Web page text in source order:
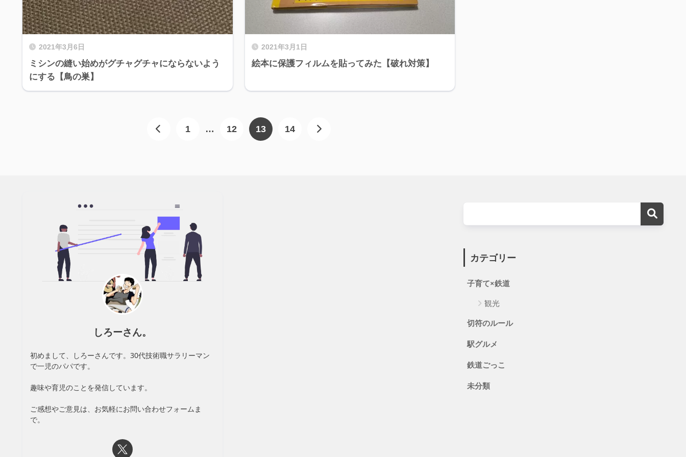
2021年3月6日
ミシンの縫い始めがグチャグチャにならないよう
にする【鳥の巣】
2021年3月1日
絵本に保護フィルムを貼ってみた【破れ対策】
1 … 12 13 14
しろーさん。
初めまして、しろーさんです。30代技術職サラリーマン
で一児のパパです。
趣味や育児のことを発信しています。
ご感想やご意見は、お気軽にお問い合わせフォームま
で。
カテゴリー
子育て×鉄道
観光
切符のルール
駅グルメ
鉄道ごっこ
未分類